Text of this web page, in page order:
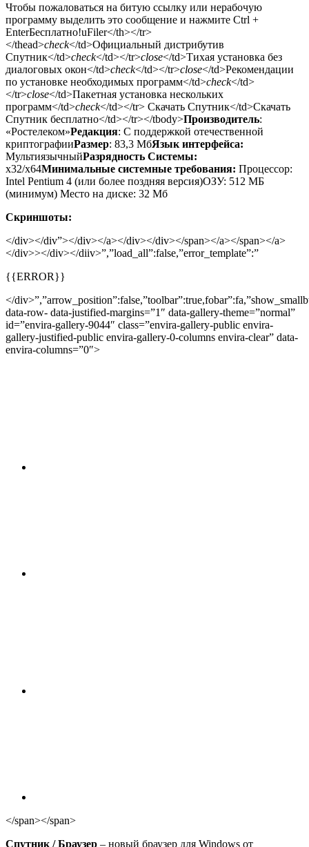
Чтобы пожаловаться на битую ссылку или нерабочую
программу выделить это сообщение и нажмите Ctrl +
EnterБесплатно!uFiler</th></tr>
</thead>check</td>Официальный дистрибутив
Спутник</td>check</td></tr>close</td>Тихая установка без
диалоговых окон</td>check</td></tr>close</td>Рекомендации
по установке необходимых программ</td>check</td>
</tr>close</td>Пакетная установка нескольких
программ</td>check</td></tr> Скачать Спутник</td>Скачать
Спутник бесплатно</td></tr></tbody>Производитель:
«Ростелеком»Редакция: С поддержкой отечественной
криптографииРазмер: 83,3 МбЯзык интерфейса:
МультиязычныйРазрядность Системы:
x32/x64Минимальные системные требования: Процессор:
Intel Pentium 4 (или более поздняя версия)ОЗУ: 512 МБ
(минимум) Место на диске: 32 Мб
Скриншоты:
</div></div”></div></a></div></div></span></a></span></a>
</div>></div></diiv>”,”load_all”:false,”error_template”:”
{{ERROR}}
</
data-row- data-justified-margins=”1″ data-gallery-theme=”normal”
id=”envira-gallery-9044″ class=”envira-gallery-public envira-
gallery-justified-public envira-gallery-0-columns envira-clear” data-
envira-columns=”0″>
</span></span>
Спутник / Браузер – новый браузер для Windows от